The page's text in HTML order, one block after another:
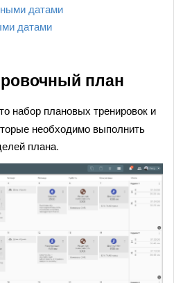
датами
датами
план
набор плановых тренировок и
необходимо выполнить
плана.